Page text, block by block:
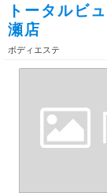
トータルビ
瀬店
ボディエステ